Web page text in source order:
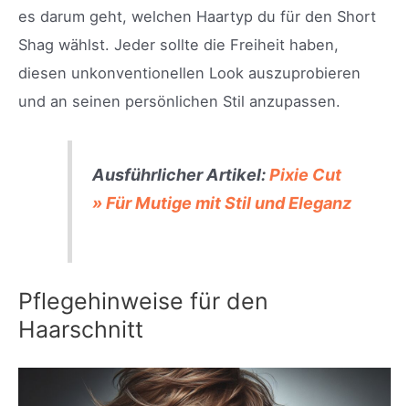
es darum geht, welchen Haartyp du für den Short
Shag wählst. Jeder sollte die Freiheit haben,
diesen unkonventionellen Look auszuprobieren
und an seinen persönlichen Stil anzupassen.
Ausführlicher Artikel:Pixie Cut
» Für Mutige mit Stil und Eleganz
Pflegehinweise für den
Haarschnitt